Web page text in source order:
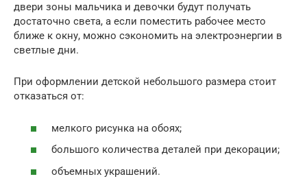
двери зоны мальчика и девочки будут получать
достаточно света, а если поместить рабочее место
ближе к окну, можно сэкономить на электроэнергии в
светлые дни.
При оформлении детской небольшого размера стоит
отказаться от:
мелкого рисунка на обоях;
большого количества деталей при декорации;
объемных украшений.